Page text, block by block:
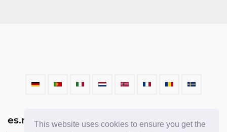
This website uses cookies to ensure you get the
es.mahnazmezon.com